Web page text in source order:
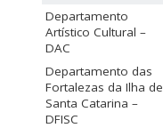
Departamento
Artístico Cultural –
DAC
Departamento das
Fortalezas da Ilha de
Santa Catarina –
DFISC